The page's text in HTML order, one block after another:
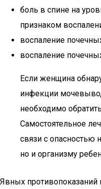
боль в спине на
признаком
воспаление
воспаление
Если женщина
инфекции
необходимо
Самостоятельное
связи с опасностью
но и организму
Явных противопоказаний